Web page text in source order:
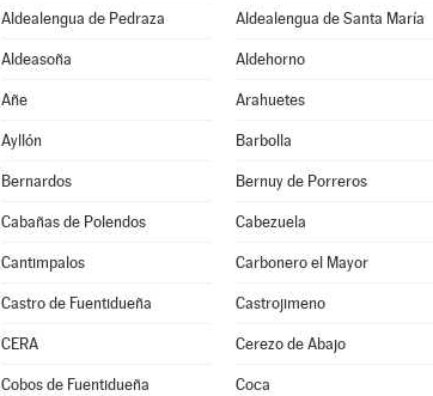
Aldealengua de Pedraza Aldealengua de Santa María
Aldeasoña Aldehorno
Añe Arahuetes
Ayllón Barbolla
Bernardos Bernuy de Porreros
Cabañas de Polendos Cabezuela
Cantimpalos Carbonero el Mayor
Castro de Fuentidueña Castrojimeno
CERA Cerezo de Abajo
Cobos de Fuentidueña Coca